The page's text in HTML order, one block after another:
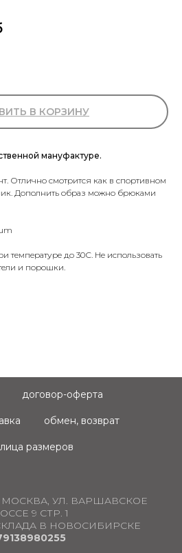
В КОРЗИНУ
мануфактуре.
Отлично смотрится как в спортивном
Дополнить образ можно брюками
температуре до 30С. Не использовать
и порошки.
договор-оферта
обмен, возврат
размеров
МОСКВА, УЛ. ВАРШАВСКОЕ
9 СТР. 1
В НОВОСИБИРСКЕ